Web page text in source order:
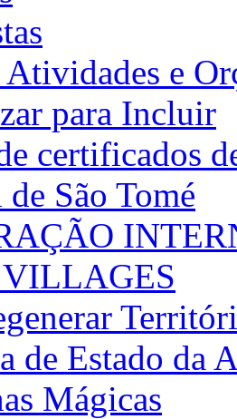
Atividades e
para Incluir
certificados
São Tomé
de Estado da
Mágicas